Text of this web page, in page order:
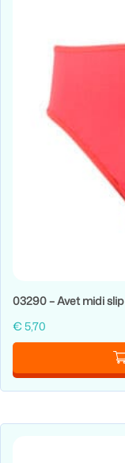
03290 – Avet midi slip
€ 5,70